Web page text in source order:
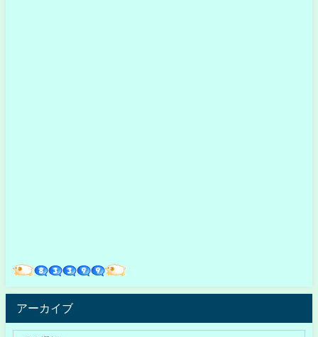
アーカイブ